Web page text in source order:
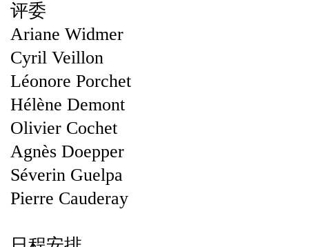
评委
Ariane Widmer
Cyril Veillon
Léonore Porchet
Hélène Demont
Olivier Cochet
Agnès Doepper
Séverin Guelpa
Pierre Cauderay